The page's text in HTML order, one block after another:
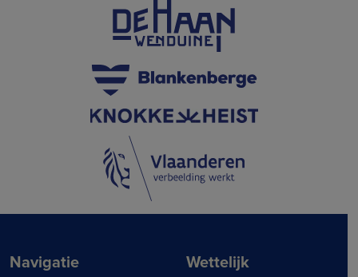
Navigatie Wettelijk